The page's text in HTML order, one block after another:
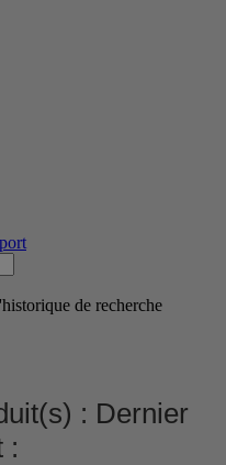
de recherche
: Dernier
: